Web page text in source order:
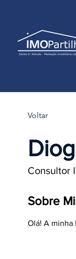
Voltar
Consultor
Sobre
Olá! A minha